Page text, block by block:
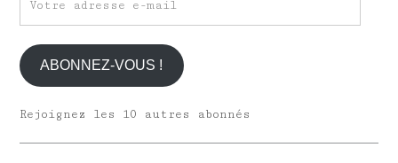
adresse
e-
mail
ABONNEZ-VOUS !
Rejoignez les 10 autres abonnés